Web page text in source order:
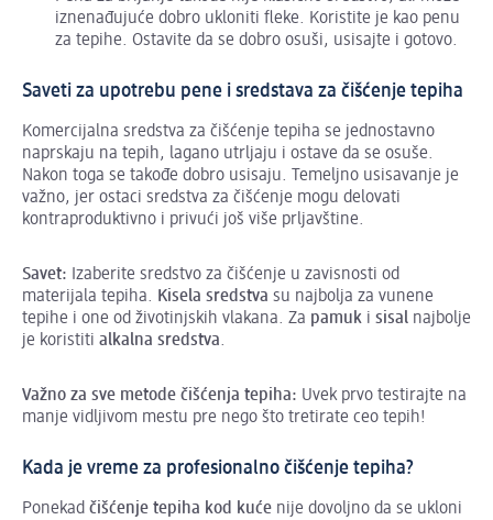
iznenađujuće dobro ukloniti fleke. Koristite je kao penu
za tepihe. Ostavite da se dobro osuši, usisajte i gotovo.
Saveti za upotrebu pene i sredstava za čišćenje tepiha
Komercijalna sredstva za čišćenje tepiha se jednostavno
naprskaju na tepih, lagano utrljaju i ostave da se osuše.
Nakon toga se takođe dobro usisaju. Temeljno usisavanje je
važno, jer ostaci sredstva za čišćenje mogu delovati
kontraproduktivno i privući još više prljavštine.
Savet: Izaberite sredstvo za čišćenje u zavisnosti od
materijala tepiha. Kisela sredstva su najbolja za vunene
tepihe i one od životinjskih vlakana. Za pamuk i sisal najbolje
je koristiti alkalna sredstva.
Važno za sve metode čišćenja tepiha: Uvek prvo testirajte na
manje vidljivom mestu pre nego što tretirate ceo tepih!
Kada je vreme za profesionalno čišćenje tepiha?
Ponekad čišćenje tepiha kod kuće nije dovoljno da se ukloni